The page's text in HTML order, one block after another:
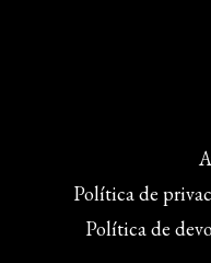
Política de
Política de